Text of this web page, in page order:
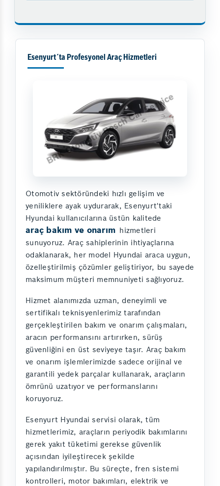
Esenyurt´ta Profesyonel Araç Hizmetleri
Otomotiv sektöründeki hızlı gelişim ve
yeniliklere ayak uydurarak, Esenyurt'taki
Hyundai kullanıcılarına üstün kalitede
araç bakım ve onarım hizmetleri
sunuyoruz. Araç sahiplerinin ihtiyaçlarına
odaklanarak, her model Hyundai araca uygun,
özelleştirilmiş çözümler geliştiriyor, bu sayede
maksimum müşteri memnuniyeti sağlıyoruz.
Hizmet alanımızda uzman, deneyimli ve
sertifikalı teknisyenlerimiz tarafından
gerçekleştirilen bakım ve onarım çalışmaları,
aracın performansını artırırken, sürüş
güvenliğini en üst seviyeye taşır. Araç bakım
ve onarım işlemlerimizde sadece orijinal ve
garantili yedek parçalar kullanarak, araçların
ömrünü uzatıyor ve performanslarını
koruyoruz.
Esenyurt Hyundai servisi olarak, tüm
hizmetlerimiz, araçların periyodik bakımlarını
gerek yakıt tüketimi gerekse güvenlik
açısından iyileştirecek şekilde
yapılandırılmıştır. Bu süreçte, fren sistemi
kontrolleri, motor bakımları, elektrik ve